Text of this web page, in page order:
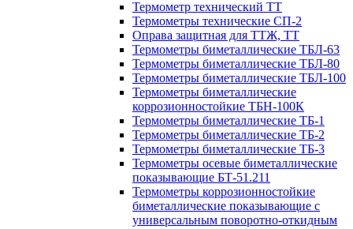
Термометр технический ТТ
Термометры технические СП-2
Оправа защитная для ТТЖ, ТТ
Термометры биметаллические ТБЛ-63
Термометры биметаллические ТБЛ-80
Термометры биметаллические ТБЛ-100
Термометры биметаллические
коррозионностойкие ТБН-100К
Термометры биметаллические ТБ-1
Термометры биметаллические ТБ-2
Термометры биметаллические ТБ-3
Термометры осевые биметаллические
показывающие БТ-51.211
Термометры коррозионностойкие
биметаллические показывающие с
универсальным поворотно-откидным